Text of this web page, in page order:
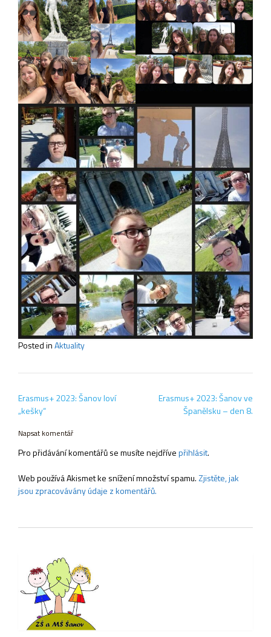
Posted inAktuality
Navigace
pro
příspěvek
Erasmus+ 2023: Šanov loví
„kešky“
Erasmus+ 2023: Šanov ve
Španělsku – den 8.
Napsat komentář
Pro přidávání komentářů se musíte nejdřívepřihlásit.
Web používá Akismet ke snížení množství spamu.Zjistěte, jak
jsou zpracovávány údaje z komentářů.